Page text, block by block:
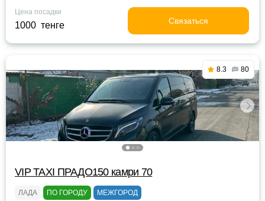
Цена посадки
1000 тенге Связаться
8.3 80
VIP TAXI ПРАДО150 камри 70
ЛАДА ПО ГОРОДУ МЕЖГОРОД